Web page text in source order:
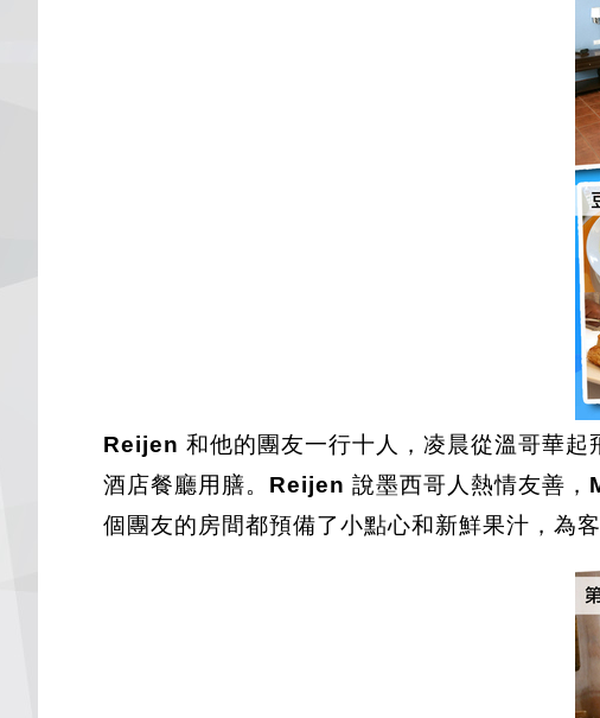
Reijen 和他的團友一行十人，凌晨從溫哥華起
酒店餐廳用膳。 Reijen 說墨西哥人熱情友善，
個團友的房間都預備了小點心和新鮮果汁，為